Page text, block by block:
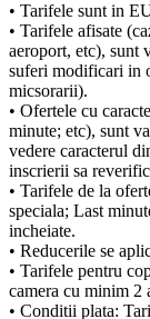
• Tarifele sunt in
• Tarifele afisate
aeroport, etc), sunt
suferi modificari in
micsorarii).
• Ofertele cu
minute; etc), sunt
vedere caracterul
inscrierii sa
• Tarifele de la
speciala; Last
incheiate.
• Reducerile se
• Tarifele pentru
camera cu minim 2
• Conditii plata: